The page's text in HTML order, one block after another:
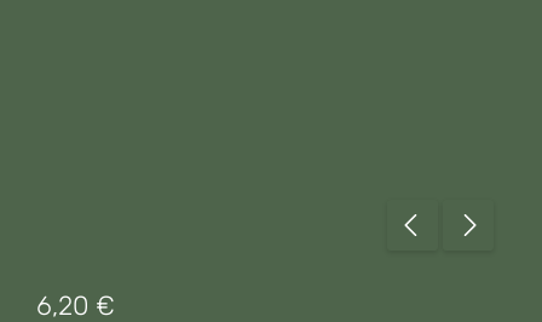
Regulärer Preis:
6,20 €